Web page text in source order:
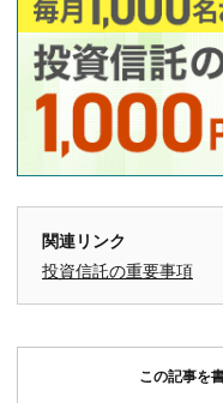
関連リンク
投資信託の重要事項
この記事を